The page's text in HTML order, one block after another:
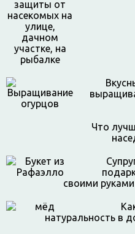
Что
своими
натуральность в